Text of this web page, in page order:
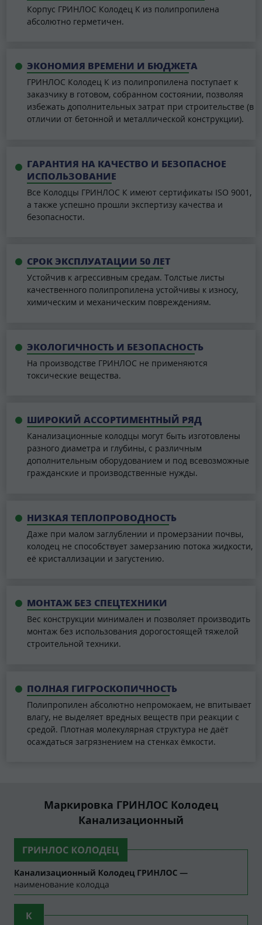
Корпус ГРИНЛОС Колодец К из полипропилена
абсолютно герметичен.
ЭКОНОМИЯ ВРЕМЕНИ И БЮДЖЕТА
ГРИНЛОС Колодец К из полипропилена поступает к
заказчику в готовом, собранном состоянии, позволяя
избежать дополнительных затрат при строительстве (в
отличии от бетонной и металлической конструкции).
ГАРАНТИЯ НА КАЧЕСТВО И БЕЗОПАСНОЕ
ИСПОЛЬЗОВАНИЕ
Все Колодцы ГРИНЛОС К имеют сертификаты ISO 9001,
а также успешно прошли экспертизу качества и
безопасности.
СРОК ЭКСПЛУАТАЦИИ 50 ЛЕТ
Устойчив к агрессивным средам. Толстые листы
качественного полипропилена устойчивы к износу,
химическим и механическим повреждениям.
ЭКОЛОГИЧНОСТЬ И БЕЗОПАСНОСТЬ
На производстве ГРИНЛОС не применяются
токсические вещества.
ШИРОКИЙ АССОРТИМЕНТНЫЙ РЯД
Канализационные колодцы могут быть изготовлены
разного диаметра и глубины, с различным
дополнительным оборудованием и под всевозможные
гражданские и производственные нужды.
НИЗКАЯ ТЕПЛОПРОВОДНОСТЬ
Даже при малом заглублении и промерзании почвы,
колодец не способствует замерзанию потока жидкости,
её кристаллизации и загустению.
МОНТАЖ БЕЗ СПЕЦТЕХНИКИ
Вес конструкции минимален и позволяет производить
монтаж без использования дорогостоящей тяжелой
строительной техники.
ПОЛНАЯ ГИГРОСКОПИЧНОСТЬ
Полипропилен абсолютно непромокаем, не впитывает
влагу, не выделяет вредных веществ при реакции с
средой. Плотная молекулярная структура не даёт
осаждаться загрязнением на стенках ёмкости.
Маркировка ГРИНЛОС Колодец
Канализационный